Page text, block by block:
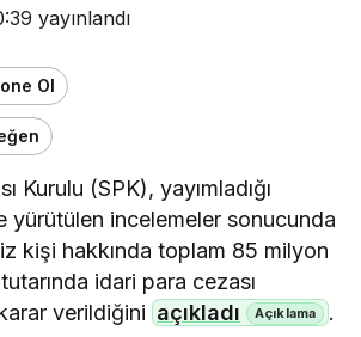
yayınlandı
Ol
Kurulu (SPK), yayımladığı
yürütülen incelemeler sonucunda
kişi hakkında toplam 85 milyon
idari para cezası
verildiğini açıkladı .